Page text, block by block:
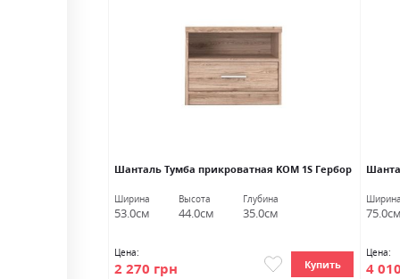
Шанталь Тумба прикроватная KOM 1S Гербор
Ширина
53.0см
Высота
44.0см
Глубина
35.0см
Цена:
2 270 грн Купить
Ширина
75.0см
Цена:
4